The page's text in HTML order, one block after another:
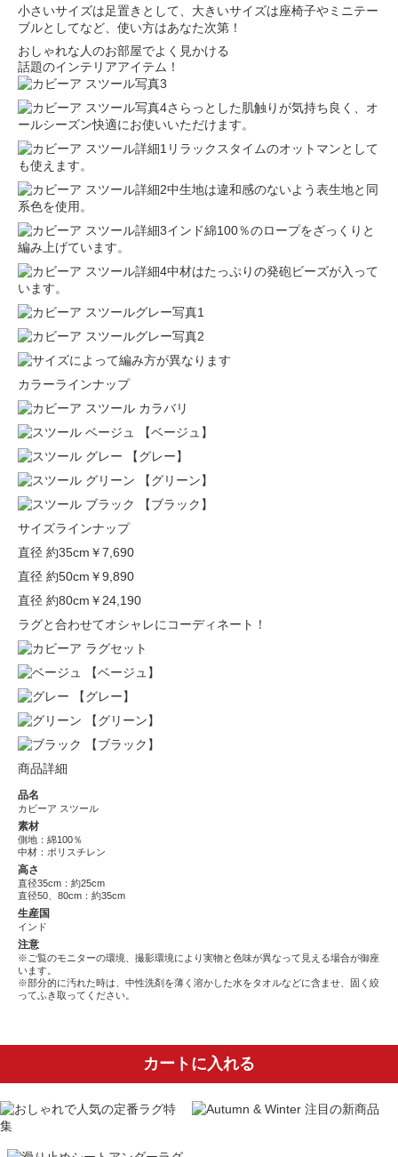
小さいサイズは足置きとして、大きいサイズは座椅子やミニテー
ブルとしてなど、使い方はあなた次第！
おしゃれな人のお部屋でよく見かける
話題のインテリアアイテム！
さらっとした肌触りが気持ち良く、オ
ールシーズン快適にお使いいただけます。
リラックスタイムのオットマンとして
も使えます。
中生地は違和感のないよう表生地と同
系色を使用。
インド綿100％のロープをざっくりと
編み上げています。
中材はたっぷりの発砲ビーズが入って
います。
カラーラインナップ
【ベージュ】
【グレー】
【グリーン】
【ブラック】
サイズラインナップ
直径 約35cm ￥7,690
直径 約50cm ￥9,890
直径 約80cm ￥24,190
ラグと合わせてオシャレにコーディネート！
【ベージュ】
【グレー】
【グリーン】
【ブラック】
商品詳細
品名
カビーア スツール
素材
側地：綿100％
中材：ポリスチレン
高さ
直径35cm：約25cm
直径50、80cm：約35cm
生産国
インド
注意
※ご覧のモニターの環境、撮影環境により実物と色味が異なって見える場合が御座
います。
※部分的に汚れた時は、中性洗剤を薄く溶かした水をタオルなどに含ませ、固く絞
ってふき取ってください。
カートに入れる